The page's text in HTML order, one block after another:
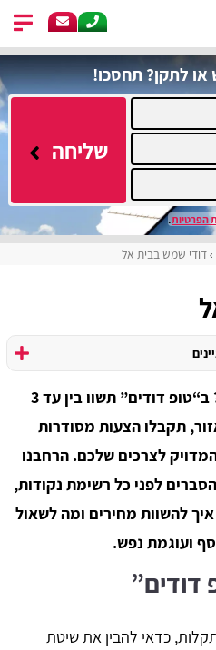
לתקן? תחסכו!
שליחה
הפרטיות.
דודי שמש בבית אל
מחפשים דודי שמש בבית אל? ב“טופ דודים” תשוו בין עד 3
תקבלו הצעות מסודרות
לצרכים שלכם. הרחבנו
לפני כל רשימת נקודות,
להשוות מחירים ומה לשאול
ועוגמת נפש.
דודים”
כדאי להבין את שיטת